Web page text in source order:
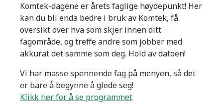
Komtek-dagene er årets faglige høydepunkt! Her
kan du bli enda bedre i bruk av Komtek, få
oversikt over hva som skjer innen ditt
fagområde, og treffe andre som jobber med
akkurat det samme som deg. Hold av datoen!
Vi har masse spennende fag på menyen, så det
er bare å begynne å glede seg!
Klikk her for å se programmet